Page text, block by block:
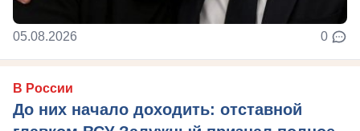
05.08.2026 0
В России
До них начало доходить: отставной